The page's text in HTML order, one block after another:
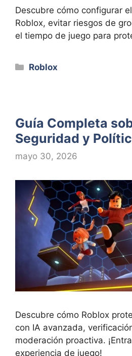
Descubre cómo configurar
Roblox, evitar riesgos de
el tiempo de juego para
Categorías
Roblox
Guía Completa
Seguridad y
mayo 30, 2026
Descubre cómo Roblox
con IA avanzada,
moderación proactiva.
experiencia de juego!